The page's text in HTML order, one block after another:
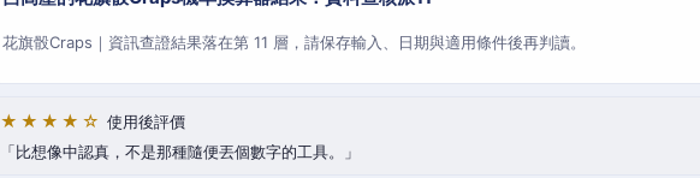
花旗骰Craps｜資訊查證結果落在第 11 層，請保存輸入、日期與適用條件後再判讀。
★★★★☆ 使用後評價
比想像中認真，不是那種隨便丟個數字的工具。